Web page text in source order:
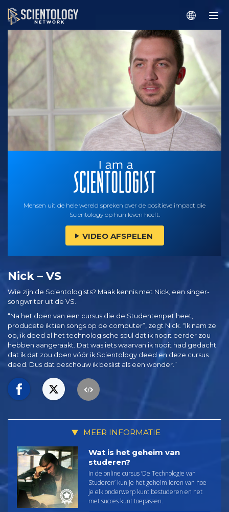
Mensen uit de hele wereld spreken over de positieve impact die
Scientology op hun leven heeft.
VIDEO AFSPELEN
Nick – VS
Wie zijn de Scientologists? Maak kennis met Nick, een singer-
songwriter uit de VS.
“Na het doen van een cursus die de Studentenpet heet,
producete ik tien songs op de computer”, zegt Nick. “Ik nam ze
op, ik deed al het technologische spul dat ik nooit eerder zou
hebben aangeraakt. Dat was iets waarvan ik nooit had gedacht
dat ik dat zou doen vóór ik Scientology deed en deze cursus
deed. Dus dat beschouw ik beslist als een wonder.”
MEER INFORMATIE
Wat is het geheim van
studeren?
In de online cursus ‘De Technologie van
Studeren’ kun je het geheim leren van hoe
je elk onderwerp kunt bestuderen en het
met succes kunt toepassen.